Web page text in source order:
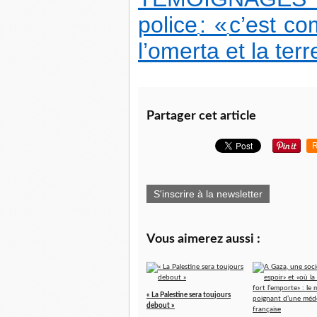
police: «c’est
l’omerta et la
Partager cet article
S'inscrire à la newsletter
Vous aimerez aussi :
« La Palestine sera toujours
debout »